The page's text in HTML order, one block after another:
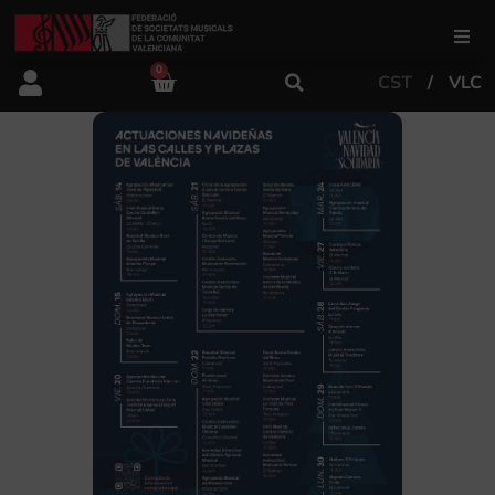
FSMCV
Àrea de gestió
Àrea educativa
Àrea Artística
Actualitat
0
CST VLC